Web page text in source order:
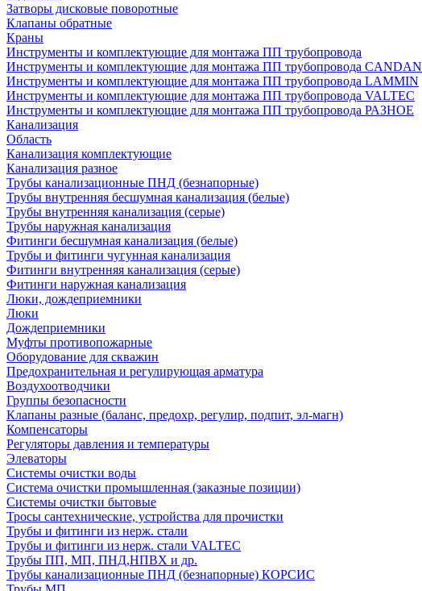
Затворы дисковые поворотные
Клапаны обратные
Краны
Инструменты и комплектующие для монтажа ПП трубопровода
Инструменты и комплектующие для монтажа ПП трубопровода CANDAN
Инструменты и комплектующие для монтажа ПП трубопровода LAMMIN
Инструменты и комплектующие для монтажа ПП трубопровода VALTEC
Инструменты и комплектующие для монтажа ПП трубопровода РАЗНОЕ
Канализация
Область
Канализация комплектующие
Канализация разное
Трубы канализационные ПНД (безнапорные)
Трубы внутренняя бесшумная канализация (белые)
Трубы внутренняя канализация (серые)
Трубы наружная канализация
Фитинги бесшумная канализация (белые)
Трубы и фитинги чугунная канализация
Фитинги внутренняя канализация (серые)
Фитинги наружная канализация
Люки, дождеприемники
Люки
Дождеприемники
Муфты противопожарные
Оборудование для скважин
Предохранительная и регулирующая арматура
Воздухоотводчики
Группы безопасности
Клапаны разные (баланс, предохр, регулир, подпит, эл-магн)
Компенсаторы
Регуляторы давления и температуры
Элеваторы
Системы очистки воды
Система очистки промышленная (заказные позиции)
Системы очистки бытовые
Тросы сантехнические, устройства для прочистки
Трубы и фитинги из нерж. стали
Трубы и фитинги из нерж. стали VALTEC
Трубы ПП, МП, ПНД,НПВХ и др.
Трубы канализационные ПНД (безнапорные) КОРСИС